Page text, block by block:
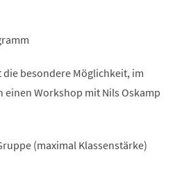
die besondere Möglichkeit, im
einen Workshop mit Nils Oskamp
(maximal Klassenstärke)